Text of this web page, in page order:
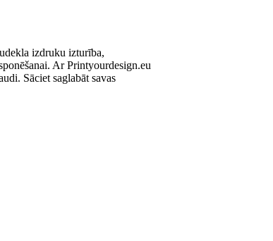
izdruku izturība,
Ar Printyourdesign.eu
Sāciet saglabāt savas